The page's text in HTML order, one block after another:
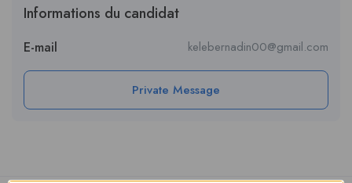
Informations du candidat
E-mail kelebernadin00@gmail.com
Private Message